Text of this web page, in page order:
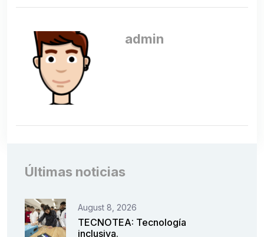
admin
Últimas noticias
August 8, 2026
TECNOTEA: Tecnología
inclusiva.